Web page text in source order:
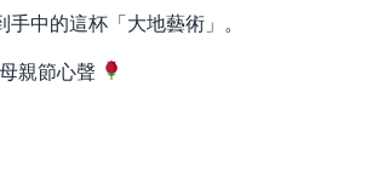
中的這杯「大地藝術」。
親節心聲